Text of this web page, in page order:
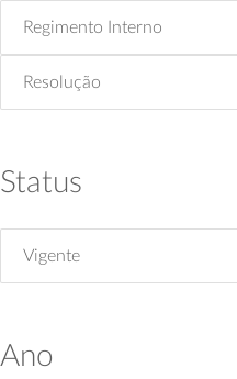
Regimento Interno
Resolução
Status
Vigente
Ano